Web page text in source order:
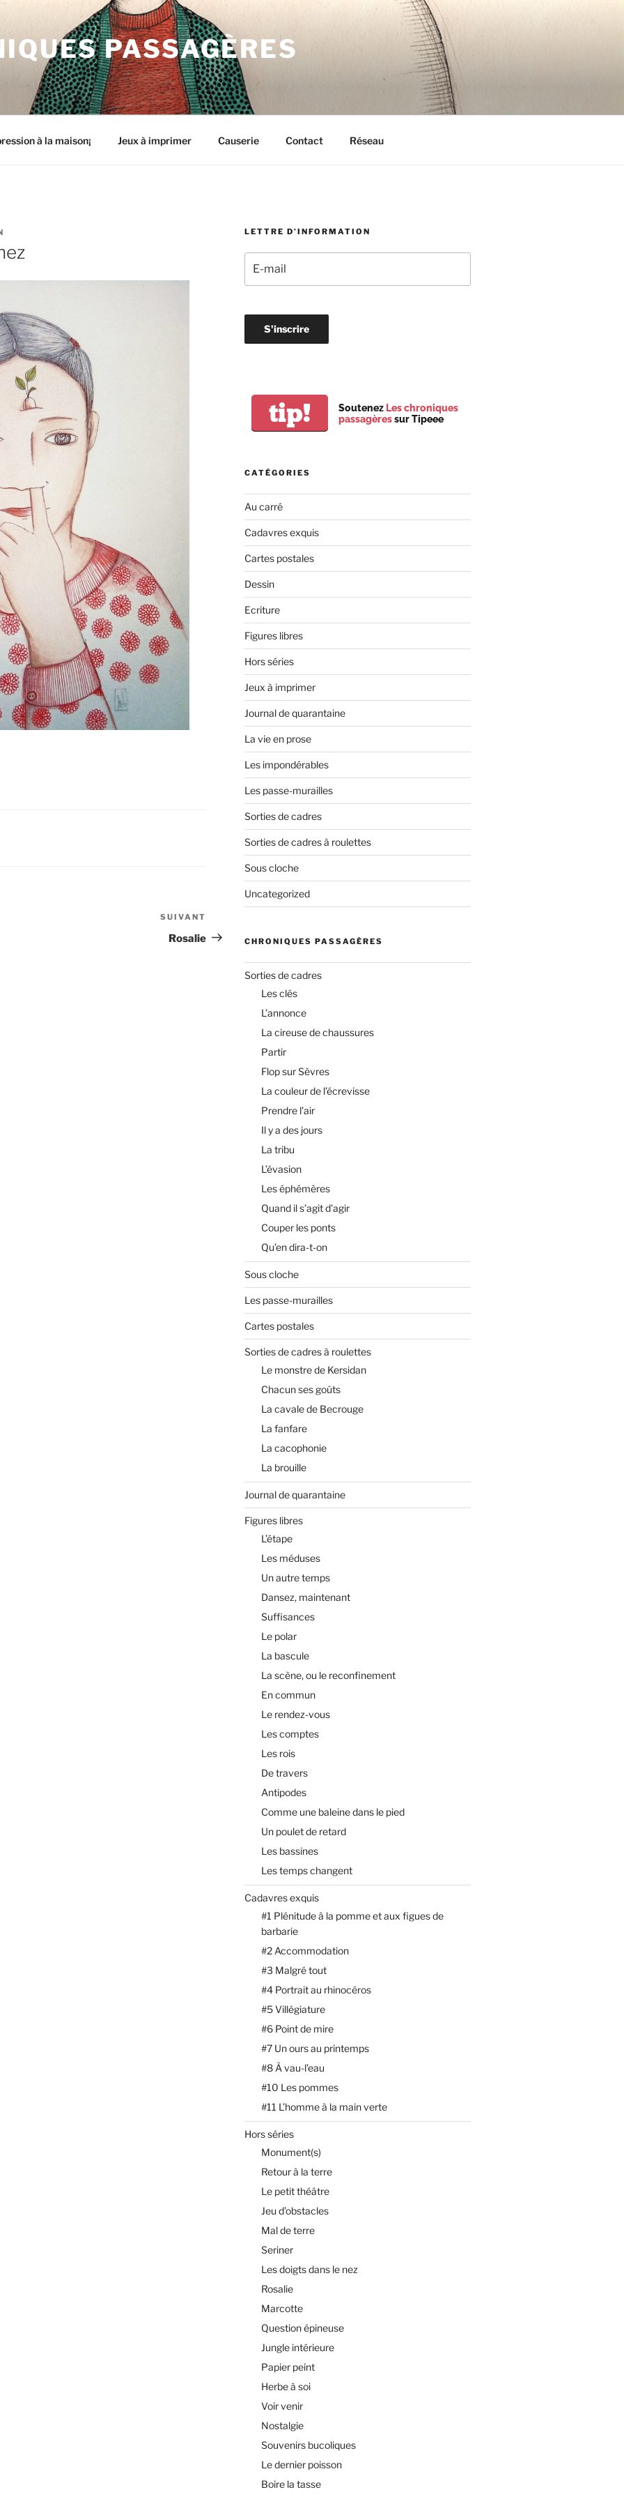
PASSAGÈRES
à la maison¡ Jeux à imprimer Causerie Contact Réseau
suivant
SUIVANT
Rosalie
LETTRE D’INFORMATION
tip! Soutenez Les chroniques
passagèressur Tipeee
CATÉGORIES
Au carré
Cadavres exquis
Cartes postales
Dessin
Ecriture
Figures libres
Hors séries
Jeux à imprimer
Journal de quarantaine
La vie en prose
Les impondérables
Les passe-murailles
Sorties de cadres
Sorties de cadres à roulettes
Sous cloche
Uncategorized
CHRONIQUES PASSAGÈRES
Sorties de cadres
Les clés
L’annonce
La cireuse de chaussures
Partir
Flop sur Sèvres
La couleur de l’écrevisse
Prendre l’air
Il y a des jours
La tribu
L’évasion
Les éphémères
Quand il s’agit d’agir
Couper les ponts
Qu’en dira-t-on
Sous cloche
Les passe-murailles
Cartes postales
Sorties de cadres à roulettes
Le monstre de Kersidan
Chacun ses goûts
La cavale de Becrouge
La fanfare
La cacophonie
La brouille
Journal de quarantaine
Figures libres
L’étape
Les méduses
Un autre temps
Dansez, maintenant
Suffisances
Le polar
La bascule
La scène, ou le reconfinement
En commun
Le rendez-vous
Les comptes
Les rois
De travers
Antipodes
Comme une baleine dans le pied
Un poulet de retard
Les bassines
Les temps changent
Cadavres exquis
#1 Plénitude à la pomme et aux figues de
barbarie
#2 Accommodation
#3 Malgré tout
#4 Portrait au rhinocéros
#5 Villégiature
#6 Point de mire
#7 Un ours au printemps
#8 À vau-l’eau
#10 Les pommes
#11 L’homme à la main verte
Hors séries
Monument(s)
Retour à la terre
Le petit théâtre
Jeu d’obstacles
Mal de terre
Seriner
Les doigts dans le nez
Rosalie
Marcotte
Question épineuse
Jungle intérieure
Papier peint
Herbe à soi
Voir venir
Nostalgie
Souvenirs bucoliques
Le dernier poisson
Boire la tasse